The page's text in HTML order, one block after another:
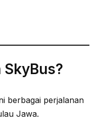
berbagai perjalanan
Jawa.